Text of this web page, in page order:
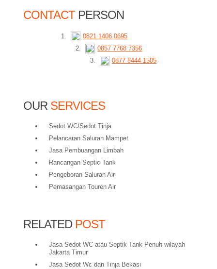
CONTACTPERSON
0821 1406 0695
0857 7768 7356
0877 8444 1505
OUR SERVICES
Sedot WC/Sedot Tinja
Pelancaran Saluran Mampet
Jasa Pembuangan Limbah
Rancangan Septic Tank
Pengeboran Saluran Air
Pemasangan Touren Air
RELATED POST
Jasa Sedot WC atau Septik Tank Penuh wilayah
Jakarta Timur
Jasa Sedot Wc dan Tinja Bekasi